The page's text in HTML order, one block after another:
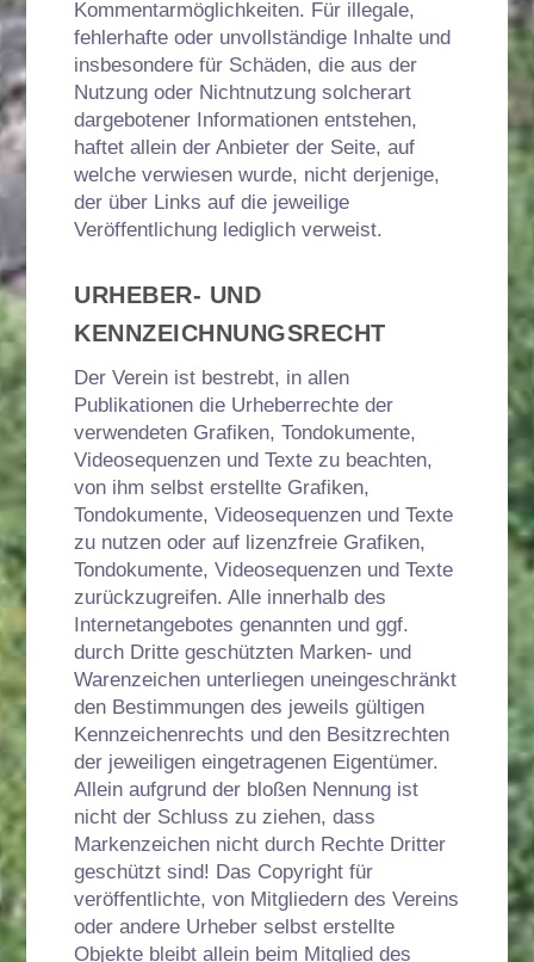
Kommentarmöglichkeiten. Für illegale,
fehlerhafte oder unvollständige Inhalte und
insbesondere für Schäden, die aus der
Nutzung oder Nichtnutzung solcherart
dargebotener Informationen entstehen,
haftet allein der Anbieter der Seite, auf
welche verwiesen wurde, nicht derjenige,
der über Links auf die jeweilige
Veröffentlichung lediglich verweist.
URHEBER- UND
KENNZEICHNUNGSRECHT
Der Verein ist bestrebt, in allen
Publikationen die Urheberrechte der
verwendeten Grafiken, Tondokumente,
Videosequenzen und Texte zu beachten,
von ihm selbst erstellte Grafiken,
Tondokumente, Videosequenzen und Texte
zu nutzen oder auf lizenzfreie Grafiken,
Tondokumente, Videosequenzen und Texte
zurückzugreifen. Alle innerhalb des
Internetangebotes genannten und ggf.
durch Dritte geschützten Marken- und
Warenzeichen unterliegen uneingeschränkt
den Bestimmungen des jeweils gültigen
Kennzeichenrechts und den Besitzrechten
der jeweiligen eingetragenen Eigentümer.
Allein aufgrund der bloßen Nennung ist
nicht der Schluss zu ziehen, dass
Markenzeichen nicht durch Rechte Dritter
geschützt sind! Das Copyright für
veröffentlichte, von Mitgliedern des Vereins
oder andere Urheber selbst erstellte
Objekte bleibt allein beim Mitglied des